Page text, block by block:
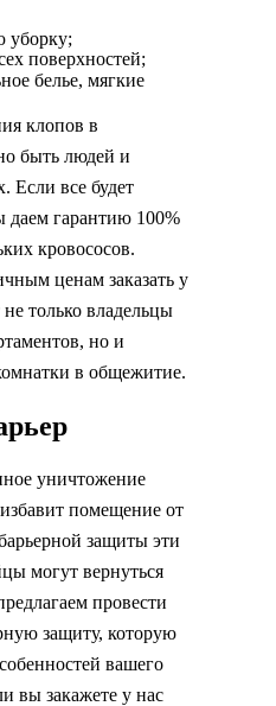
уборку;
поверхностей;
белье, мягкие
клопов в
быть людей и
Если все будет
даем гарантию 100%
кровососов.
ценам заказать у
только владельцы
но и
в общежитие.
уничтожение
помещение от
защиты эти
могут вернуться
провести
защиту, которую
вашего
вы закажете у нас